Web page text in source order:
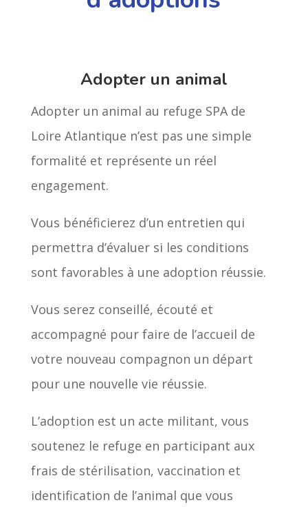
Adopter un animal
Adopter un animal au refuge SPA de
Loire Atlantique n’est pas une simple
formalité et représente un réel
engagement.
Vous bénéficierez d’un entretien qui
permettra d’évaluer si les conditions
sont favorables à une adoption réussie.
Vous serez conseillé, écouté et
accompagné pour faire de l’accueil de
votre nouveau compagnon un départ
pour une nouvelle vie réussie.
L’adoption est un acte militant, vous
soutenez le refuge en participant aux
frais de stérilisation, vaccination et
identification de l’animal que vous